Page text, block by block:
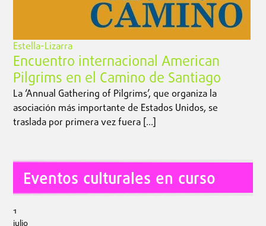
Estella-Lizarra
Encuentro internacional American
Pilgrims en el Camino de Santiago
La ‘Annual Gathering of Pilgrims’, que organiza la
asociación más importante de Estados Unidos, se
traslada por primera vez fuera […]
Eventos culturales en curso
1